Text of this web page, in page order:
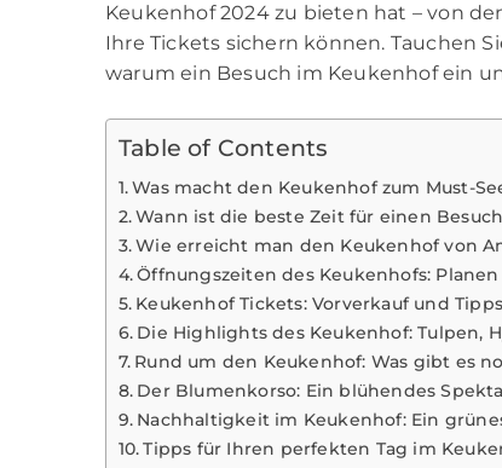
Keukenhof 2024 zu bieten hat – von
Ihre Tickets sichern können. Tauchen
warum ein Besuch im Keukenhof ein
Table of Contents
Was macht den Keukenhof zum Must-
Wann ist die beste Zeit für einen
Wie erreicht man den Keukenhof von
Öffnungszeiten des Keukenhofs:
Keukenhof Tickets: Vorverkauf und Tipps
Die Highlights des Keukenhof: Tulpen,
Rund um den Keukenhof: Was gibt es
Der Blumenkorso: Ein blühendes
Nachhaltigkeit im Keukenhof: Ein
Tipps für Ihren perfekten Tag im